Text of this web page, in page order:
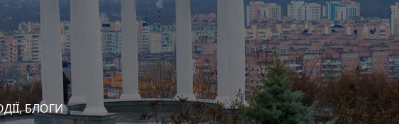
БЛОГИ